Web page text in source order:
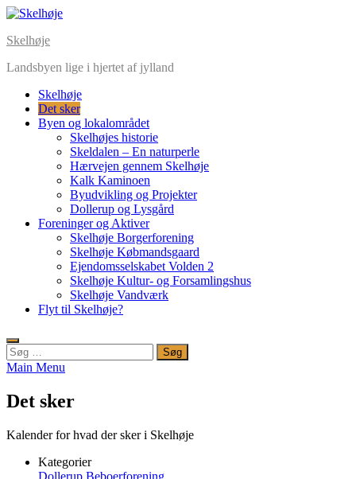
Skelhøje
Landsbyen lige i hjertet af jylland
Skelhøje
Det sker
Byen og lokalområdet
Skelhøjes historie
Skeldalen – En naturperle
Hærvejen gennem Skelhøje
Kalk Kaminoen
Byudvikling og Projekter
Dollerup og Lysgård
Foreninger og Aktiver
Skelhøje Borgerforening
Skelhøje Købmandsgaard
Ejendomsselskabet Volden 2
Skelhøje Kultur- og Forsamlingshus
Skelhøje Vandværk
Flyt til Skelhøje?
Main Menu
Det sker
Kalender for hvad der sker i Skelhøje
Kategorier
Dollerup Beboerforening